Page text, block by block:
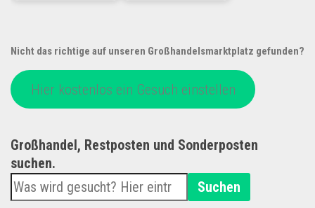
Nicht das richtige auf unseren Großhandelsmarktplatz gefunden?
Hier kostenlos ein Gesuch einstellen
Großhandel, Restposten und Sonderposten
suchen.
Suchen